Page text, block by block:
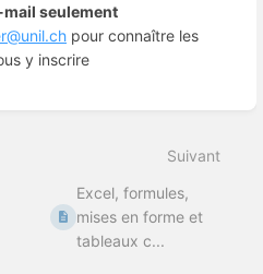
seulement
pour connaître les
y inscrire
Suivant
Excel, formules,
mises en forme et
tableaux c...